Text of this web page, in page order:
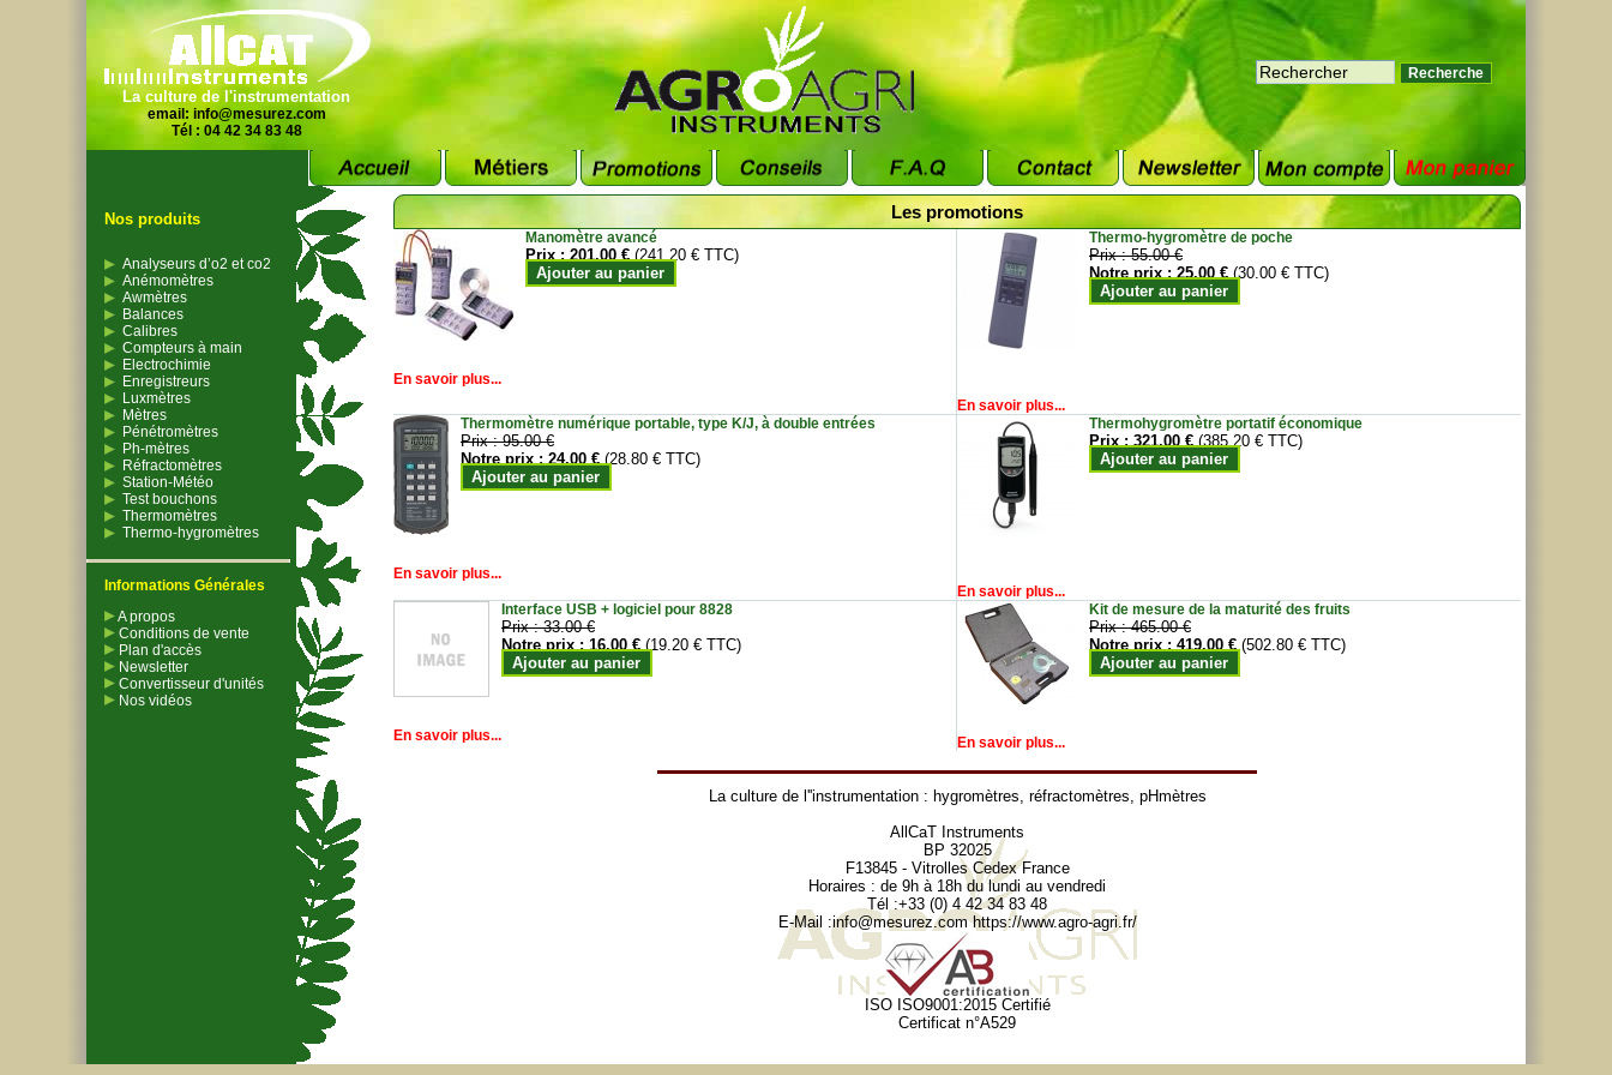
La culture de l'instrumentation
email: info@mesurez.com
Tél : 04 42 34 83 48
Nos produits
Analyseurs d’o2 et co2
Anémomètres
Awmètres
Balances
Calibres
Compteurs à main
Electrochimie
Enregistreurs
Luxmètres
Mètres
Pénétromètres
Ph-mètres
Réfractomètres
Station-Météo
Test bouchons
Thermomètres
Thermo-hygromètres
Informations Générales
A propos
Conditions de vente
Plan d'accès
Newsletter
Convertisseur d'unités
Nos vidéos
Les promotions
Manomètre avancé
Prix :201.00 € (241.20 € TTC)
Ajouter au panier
En savoir plus...
Thermo-hygromètre de poche
Prix :55.00 €
Notre prix :25.00 € (30.00 € TTC)
Ajouter au panier
En savoir plus...
Thermomètre numérique portable, type K/J, à double entrées
Prix :95.00 €
Notre prix :24.00 € (28.80 € TTC)
Ajouter au panier
En savoir plus...
Thermohygromètre portatif économique
Prix :321.00 € (385.20 € TTC)
Ajouter au panier
En savoir plus...
Interface USB + logiciel pour 8828
Prix :33.00 €
Notre prix :16.00 € (19.20 € TTC)
Ajouter au panier
En savoir plus...
Kit de mesure de la maturité des fruits
Prix :465.00 €
Notre prix :419.00 € (502.80 € TTC)
Ajouter au panier
En savoir plus...
La culture de l''instrumentation : hygromètres, réfractomètres, pHmètres
AllCaT Instruments
BP 32025
F13845 - Vitrolles Cedex France
Horaires : de 9h à 18h du lundi au vendredi
Tél :+33 (0) 4 42 34 83 48
E-Mail :info@mesurez.com https://www.agro-agri.fr/
ISO ISO9001:2015 Certifié
Certificat n°A529